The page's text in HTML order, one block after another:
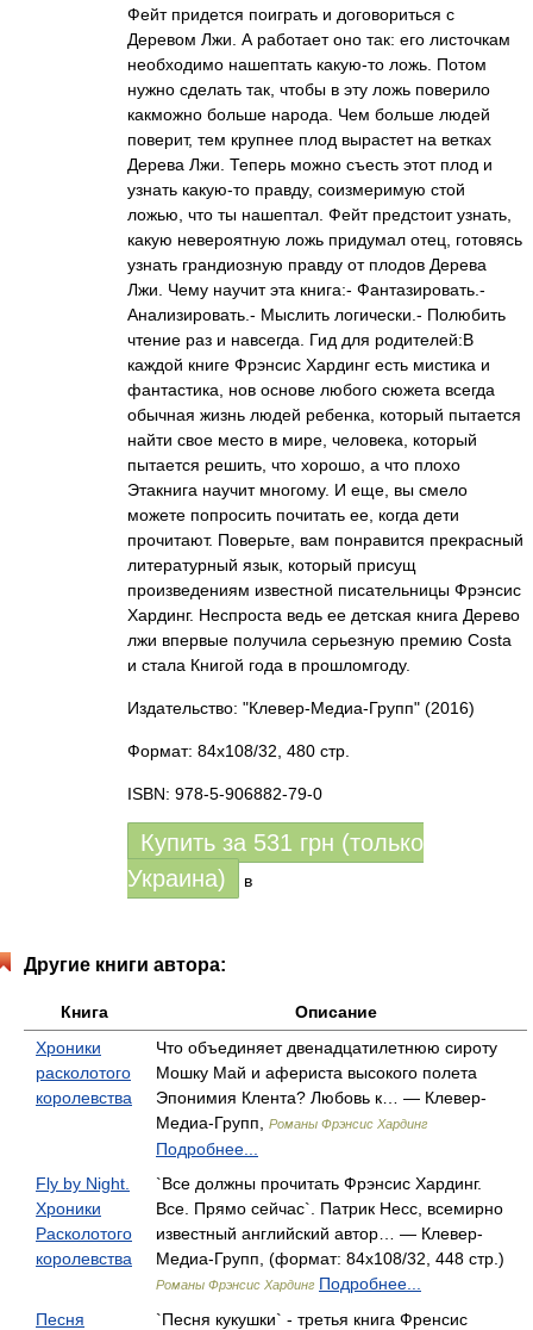
Фейт придется поиграть и договориться с
Деревом Лжи. А работает оно так: его листочкам
необходимо нашептать какую-то ложь. Потом
нужно сделать так, чтобы в эту ложь поверило
какможно больше народа. Чем больше людей
поверит, тем крупнее плод вырастет на ветках
Дерева Лжи. Теперь можно съесть этот плод и
узнать какую-то правду, соизмеримую стой
ложью, что ты нашептал. Фейт предстоит узнать,
какую невероятную ложь придумал отец, готовясь
узнать грандиозную правду от плодов Дерева
Лжи. Чему научит эта книга:- Фантазировать.-
Анализировать.- Мыслить логически.- Полюбить
чтение раз и навсегда. Гид для родителей:В
каждой книге Фрэнсис Хардинг есть мистика и
фантастика, нов основе любого сюжета всегда
обычная жизнь людей ребенка, который пытается
найти свое место в мире, человека, который
пытается решить, что хорошо, а что плохо
Этакнига научит многому. И еще, вы смело
можете попросить почитать ее, когда дети
прочитают. Поверьте, вам понравится прекрасный
литературный язык, который присущ
произведениям известной писательницы Фрэнсис
Хардинг. Неспроста ведь ее детская книга Дерево
лжи впервые получила серьезную премию Costa
и стала Книгой года в прошломгоду.
Издательство: "Клевер-Медиа-Групп" (2016)
Формат: 84x108/32, 480 стр.
ISBN: 978-5-906882-79-0
Купить за 531 грн (только
Украина)
в
Другие книги автора:
Книга
Описание
Хроники
расколотого
королевства
Что объединяет двенадцатилетнюю сироту
Мошку Май и афериста высокого полета
Эпонимия Клента? Любовь к… — Клевер-
Медиа-Групп,
Романы Фрэнсис Хардинг
Подробнее...
Fly by Night.
Хроники
Расколотого
королевства
`Все должны прочитать Фрэнсис Хардинг.
Все. Прямо сейчас`. Патрик Несс, всемирно
известный английский автор… — Клевер-
Медиа-Групп, (формат: 84x108/32, 448 стр.)
Романы Фрэнсис Хардинг Подробнее...
Песня
`Песня кукушки` - третья книга Френсис